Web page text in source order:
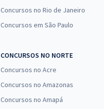
Concursos no Rio de Janeiro
Concursos em São Paulo
CONCURSOS NO NORTE
Concursos no Acre
Concursos no Amazonas
Concursos no Amapá